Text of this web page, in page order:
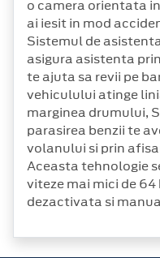
o camera orientata
ai iesit in mod
Sistemul de
asigura asistenta
te ajuta sa revii pe
vehiculului atinge
marginea drumului,
parasirea benzii te
volanului si prin
Aceasta tehnologie
viteze mai mici de
dezactivata si